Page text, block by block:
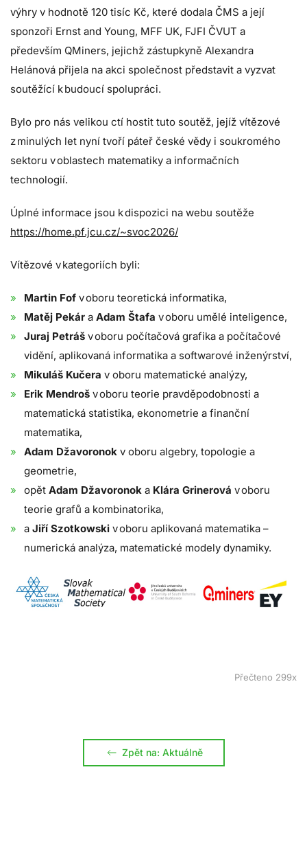
výhry v hodnotě 120 tisíc Kč, které dodala ČMS a její
sponzoři Ernst and Young, MFF UK, FJFI ČVUT a
především QMiners, jejichž zástupkyně Alexandra
Helánová přijela na akci společnost představit a vyzvat
soutěžící k budoucí spolupráci.
Bylo pro nás velikou ctí hostit tuto soutěž, jejíž vítězové
z minulých let nyní tvoří páteř české vědy i soukromého
sektoru v oblastech matematiky a informačních
technologií.
Úplné informace jsou k dispozici na webu soutěže
https://home.pf.jcu.cz/~svoc2026/
Vítězové v kategoriích byli:
Martin Fof v oboru teoretická informatika,
Matěj Pekár a Adam Štafa v oboru umělé inteligence,
Juraj Petráš v oboru počítačová grafika a počítačové
vidění, aplikovaná informatika a softwarové inženýrství,
Mikuláš Kučera v oboru matematické analýzy,
Erik Mendroš v oboru teorie pravděpodobnosti a
matematická statistika, ekonometrie a finanční
matematika,
Adam Džavoronok v oboru algebry, topologie a
geometrie,
opět Adam Džavoronok a Klára Grinerová v oboru
teorie grafů a kombinatorika,
a Jiří Szotkowski v oboru aplikovaná matematika –
numerická analýza, matematické modely dynamiky.
Přečteno 299x
Zpět na: Aktuálně